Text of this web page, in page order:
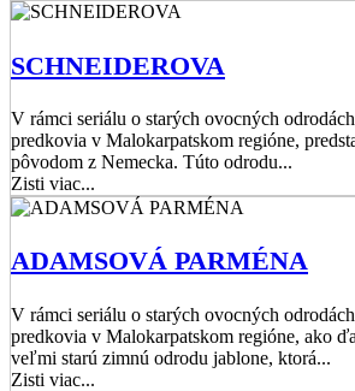
SCHNEIDEROVA
V rámci seriálu o starých ovocných
predkovia v Malokarpatskom regióne,
pôvodom z Nemecka. Túto odrodu...
Zisti viac...
ADAMSOVÁ PARMÉNA
V rámci seriálu o starých ovocných
predkovia v Malokarpatskom regióne, ako
veľmi starú zimnú odrodu jablone, ktorá...
Zisti viac...